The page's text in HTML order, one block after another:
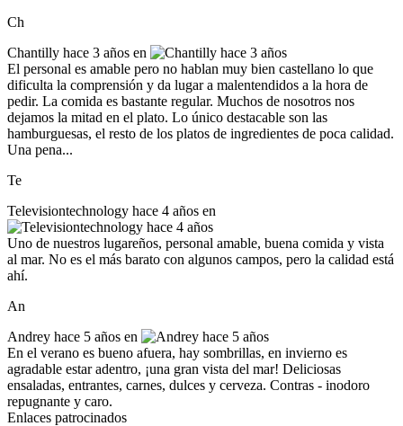
Ch
Chantilly hace 3 años en
El personal es amable pero no hablan muy bien castellano lo que
dificulta la comprensión y da lugar a malentendidos a la hora de
pedir. La comida es bastante regular. Muchos de nosotros nos
dejamos la mitad en el plato. Lo único destacable son las
hamburguesas, el resto de los platos de ingredientes de poca calidad.
Una pena...
Te
Televisiontechnology hace 4 años en
Uno de nuestros lugareños, personal amable, buena comida y vista
al mar. No es el más barato con algunos campos, pero la calidad está
ahí.
An
Andrey hace 5 años en
En el verano es bueno afuera, hay sombrillas, en invierno es
agradable estar adentro, ¡una gran vista del mar! Deliciosas
ensaladas, entrantes, carnes, dulces y cerveza. Contras - inodoro
repugnante y caro.
Enlaces patrocinados